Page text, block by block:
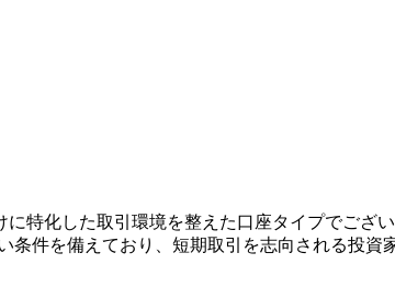
特化した取引環境を整えた口座タイプでご
件を備えており、短期取引を志向される投資